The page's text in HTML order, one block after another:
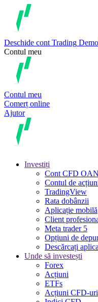
Deschide cont Trading Demo
Contul meu
Contul meu
Comerț online
Ajutor
Investiți
Cont CFD
Contul de
TradingView
Rata dobânzii
Aplicație mobilă
Client
Meta trader 5
Opțiuni de
Descărcați
Unde să investești
Forex
Acțiuni
ETFs
Acțiuni CFD-uri